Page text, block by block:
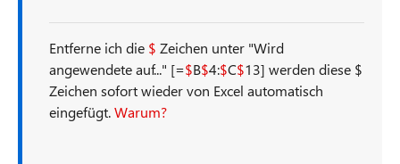
Entferne ich die $ Zeichen unter "Wird
angewendete auf..." [=$B$4:$C$13] werden diese $
Zeichen sofort wieder von Excel automatisch
eingefügt.Warum?